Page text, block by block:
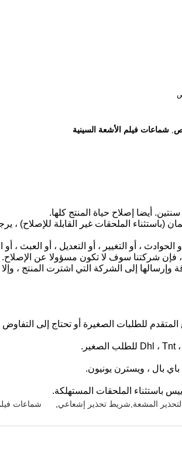
, شماعات فيلم الأشعة السينية
(باستثناء الملحقات غير القابلة
الحوادث ، أو التغيير ، أو التعديل ، أو
، فإن شركتنا سوف لا تكون مسؤولا عن الإصلاح.
باستثناء الملحقات المستهلكة.
المشعة,شريط تحذير إشعاعي شماعات